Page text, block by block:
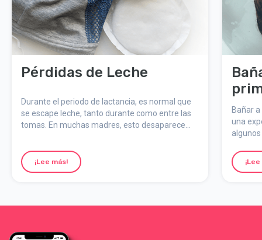
Pérdidas de Leche
Durante el periodo de lactancia, es normal que
se escape leche, tanto durante como entre las
tomas. En muchas madres, esto desaparece
¡Lee más!
Bañar
una